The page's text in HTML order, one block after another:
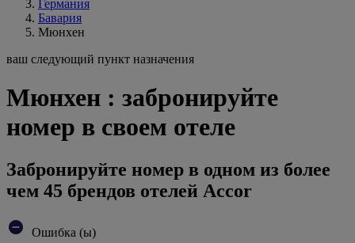
Германия
Бавария
Мюнхен
ваш следующий пункт назначения
Мюнхен : забронируйте
номер в своем отеле
Забронируйте номер в одном из более
чем 45 брендов отелей Accor
Ошибка (ы)